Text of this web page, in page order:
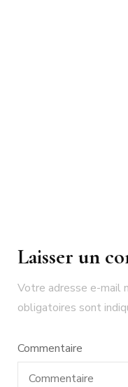
Laisser un
Votre adresse e-mail
obligatoires sont
Commentaire